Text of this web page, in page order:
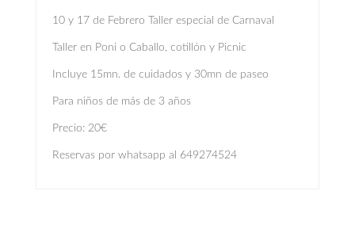
10 y 17 de Febrero Taller especial de Carnaval
Taller en Poni o Caballo, cotillón y Picnic
Incluye 15mn. de cuidados y 30mn de paseo
Para niños de más de 3 años
Precio: 20€
Reservas por whatsapp al 649274524